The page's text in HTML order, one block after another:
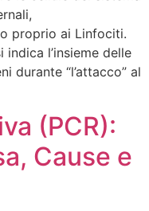
proprio ai Linfociti.
indica l’insieme delle
durante “l’attacco” al
(PCR):
Cause e